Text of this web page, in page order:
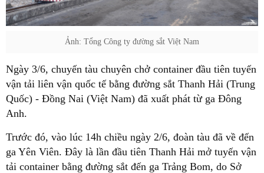
Ảnh: Tổng Công ty đường sắt Việt Nam
Ngày 3/6, chuyến tàu chuyên chở container đầu tiên tuyến
vận tải liên vận quốc tế bằng đường sắt Thanh Hải (Trung
Quốc) - Đồng Nai (Việt Nam) đã xuất phát từ ga Đông
Anh.
Trước đó, vào lúc 14h chiều ngày 2/6, đoàn tàu đã về đến
ga Yên Viên. Đây là lần đầu tiên Thanh Hải mở tuyến vận
tải container bằng đường sắt đến ga Trảng Bom, do Sở